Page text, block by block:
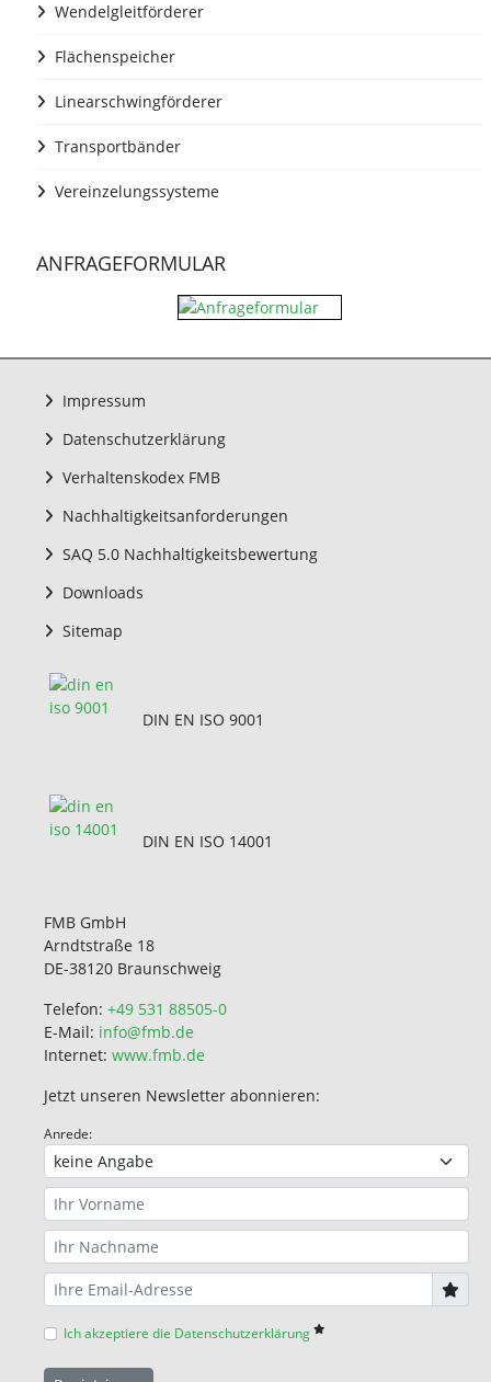
Wendelgleitförderer
Flächenspeicher
Linearschwingförderer
Transportbänder
Vereinzelungssysteme
ANFRAGEFORMULAR
Impressum
Datenschutzerklärung
Verhaltenskodex FMB
Nachhaltigkeitsanforderungen
SAQ 5.0 Nachhaltigkeitsbewertung
Downloads
Sitemap
DIN EN ISO 9001
DIN EN ISO 14001
FMB GmbH
Arndtstraße 18
DE-38120 Braunschweig
Telefon: +49 531 88505-0
E-Mail: info@fmb.de
Internet: www.fmb.de
Jetzt unseren Newsletter abonnieren:
Anrede:
Ich akzeptiere die Datenschutzerklärung